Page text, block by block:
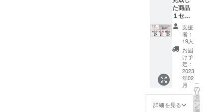
都合及
びロジ
ステッ
ク等に
より出
荷時期
が遅れ
る場合
があり
ます。
応援購
入によ
り量産
効率が
向上し
た場
合、正
規販売
価格が
販売予
定価格
より下
がる可
た商品
１セッ
ト
「ヒー
ティン
ヘッド
付」(カ
ラー選
択可能)
一般販
売予定
価格
17,500
支援
者：
19人
お届
け予
定：
2023
年02
月
詳細を見る
こ
の
リ
タ
ー
ン
を